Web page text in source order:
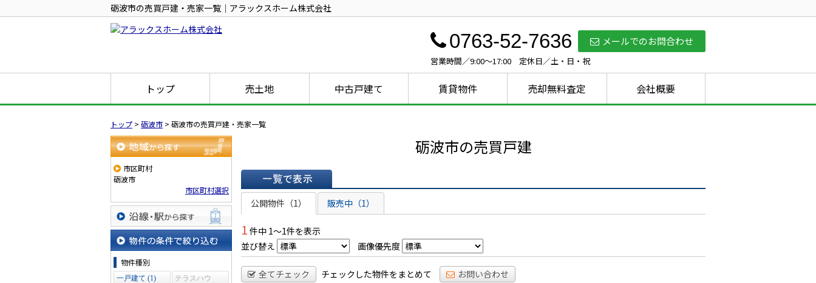
砺波市の売買戸建・売家一覧｜アラックスホーム株式会社
メールでのお問合わせ
0763-52-7636
営業時間／9:00～17:00 定休日／土・日・祝
トップ 売土地 中古戸建て 賃貸物件 売却無料査定 会社概要
トップ > 砺波市 > 砺波市の売買戸建・売家一覧
地域から探す
市区町村
砺波市
市区町村選択
沿線・駅から探す
物件の条件で絞り込む
物件種別
一戸建て (1)
テラスハウ
砺波市の売買戸建
一覧で表示
公開物件（1） 販売中（1）
1 件中 1～1件を表示
並び替え
画像優先度
全てチェック チェックした物件をまとめて お問い合わせ